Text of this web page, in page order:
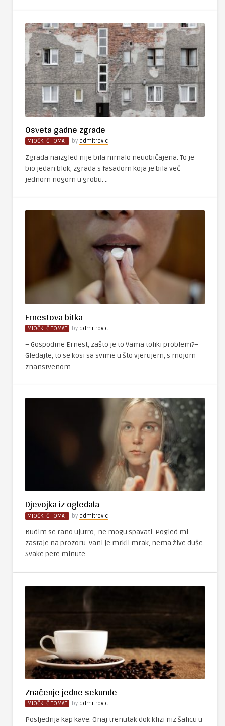
Osveta gadne zgrade
MIOČKI ČITOMAT by ddmitrovic
Zgrada naizgled nije bila nimalo neuobičajena. To je
bio jedan blok, zgrada s fasadom koja je bila već
jednom nogom u grobu. ..
Ernestova bitka
MIOČKI ČITOMAT by ddmitrovic
– Gospodine Ernest, zašto je to Vama toliki problem?–
Gledajte, to se kosi sa svime u što vjerujem, s mojom
znanstvenom ..
Djevojka iz ogledala
MIOČKI ČITOMAT by ddmitrovic
Budim se rano ujutro; ne mogu spavati. Pogled mi
zastaje na prozoru. Vani je mrkli mrak, nema žive duše.
Svake pete minute ..
Značenje jedne sekunde
MIOČKI ČITOMAT by ddmitrovic
Posljednja kap kave. Onaj trenutak dok klizi niz šalicu u